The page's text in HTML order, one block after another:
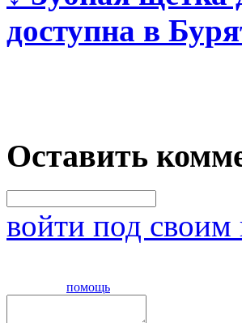
доступна в
Оставить
войти под своим
помощь